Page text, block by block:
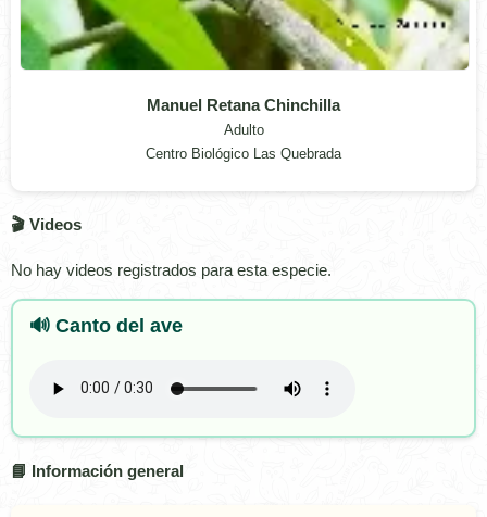
Manuel Retana Chinchilla
Adulto
Centro Biológico Las Quebrada
🎬 Videos
No hay videos registrados para esta especie.
🔊 Canto del ave
📘 Información general